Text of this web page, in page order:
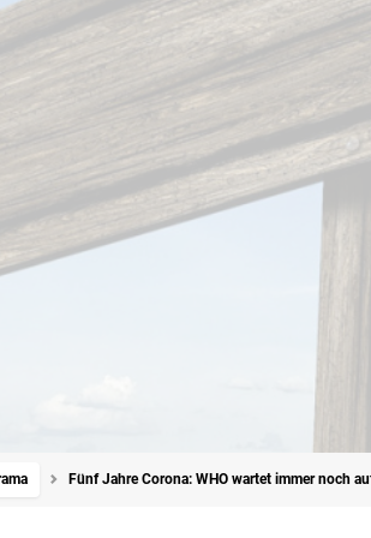
Fünf Jahre Corona: WHO wartet immer noch